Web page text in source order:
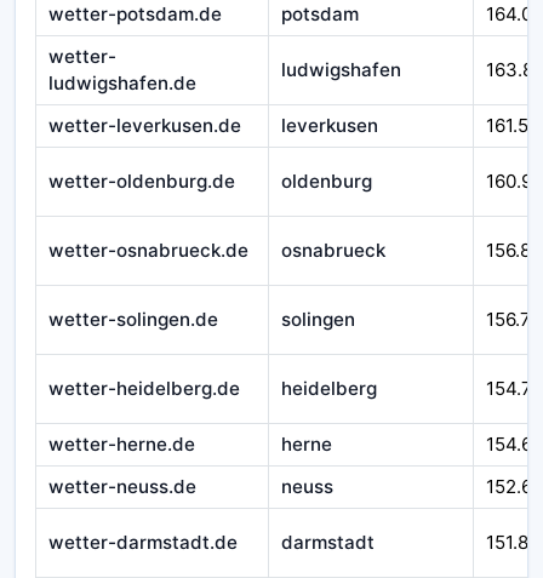
wetter-potsdam.de
potsdam
wetter-
ludwigshafen.de
ludwigshafen
wetter-leverkusen.de leverkusen
wetter-oldenburg.de oldenburg
wetter-osnabrueck.de osnabrueck
wetter-solingen.de solingen
wetter-heidelberg.de heidelberg
wetter-herne.de herne
wetter-neuss.de
neuss
wetter-darmstadt.de darmstadt